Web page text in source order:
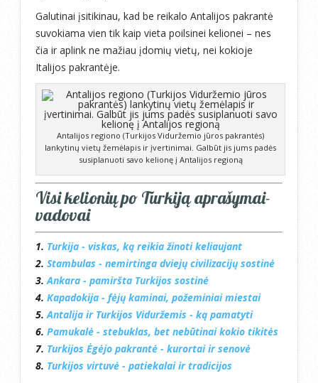
Galutinai įsitikinau, kad be reikalo Antalijos pakrantė
suvokiama vien tik kaip vieta poilsinei kelionei – nes
čia ir aplink ne mažiau įdomių vietų, nei kokioje
Italijos pakrantėje.
Antalijos regiono (Turkijos Viduržemio jūros pakrantės)
lankytinų vietų žemėlapis ir įvertinimai. Galbūt jis jums padės
susiplanuoti savo kelionę į Antalijos regioną
Visi kelionių po Turkiją aprašymai-
vadovai
1. Turkija - viskas, ką reikia žinoti keliaujant
2. Stambulas - nemirtinga dviejų civilizacijų sostinė
3.Ankara - pamiršta Turkijos sostinė
4. Kapadokija - fėjų kaminai, požeminiai miestai
5.Antalija ir Turkijos Viduržemis - ką pamatyti
6. Pamukalė - stebuklas, bet nebūtinai kokio tikitės
7. Turkijos Ėgėjo pakrantė - kurortai ir senovė
8. Turkijos virtuvė - patiekalai ir tradicijos